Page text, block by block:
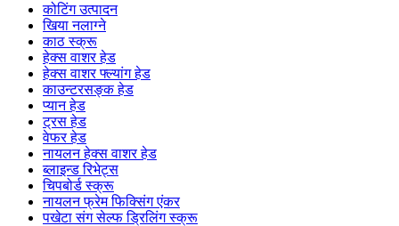
कोटिंग उत्पादन
खिया नलाग्ने
काठ स्क्रू
हेक्स वाशर हेड
हेक्स वाशर फ्ल्यांग हेड
काउन्टरसङ्क हेड
प्यान हेड
ट्रस हेड
वेफर हेड
नायलन हेक्स वाशर हेड
ब्लाइन्ड रिभेट्स
चिपबोर्ड स्क्रू
नायलन फ्रेम फिक्सिंग एंकर
पखेटा संग सेल्फ ड्रिलिंग स्क्रू